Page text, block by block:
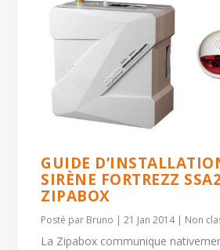
GUIDE
SIRÈNE FORTREZZ
ZIPABOX
Posté par Bruno |21 Jan 2014| Non
La Zipabox communique